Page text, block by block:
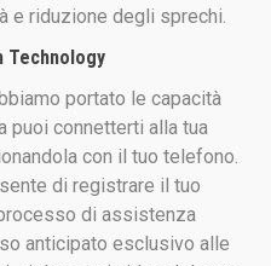
e riduzione degli sprechi.
Technology
portato le capacità
puoi connetterti alla tua
con il tuo telefono.
di registrare il tuo
di assistenza
anticipato esclusivo alle